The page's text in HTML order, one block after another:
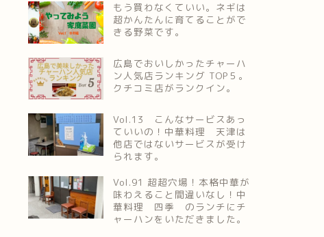
もう買わなくていい。ネギは
超かんたんに育てることがで
きる野菜です。
広島でおいしかったチャーハ
ン人気店ランキング TOP５。
クチコミ店がランクイン。
Vol.13 こんなサービスあっ
ていいの！中華料理 天津は
他店ではないサービスが受け
られます。
Vol.91 超超穴場！本格中華が
味わえること間違いなし！中
華料理 四季 のランチにチ
ャーハンをいただきました。